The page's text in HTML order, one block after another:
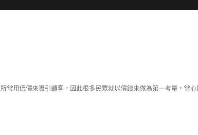
用低價來吸引顧客，因此很多民眾就以價錢來做為第一考量，當